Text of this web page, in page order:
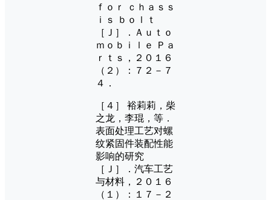
ｆｏｒ ｃｈａｓｓ
ｉｓ ｂｏｌｔ
［Ｊ］．Ａｕｔｏ
ｍｏｂｉｌｅ Ｐａ
ｒｔｓ，２０１６
（２）：７２－７
４．
［４］ 裕莉莉，柴
之龙，李琨，等．
表面处理工艺对螺
纹紧固件装配性能
影响的研究
［Ｊ］．汽车工艺
与材料，２０１６
（１）：１７－２